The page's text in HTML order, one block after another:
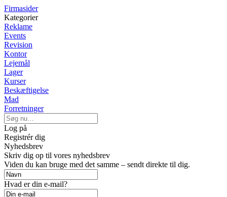
Firmasider
Kategorier
Reklame
Events
Revision
Kontor
Lejemål
Lager
Kurser
Beskæftigelse
Mad
Forretninger
Log på
Registrér dig
Nyhedsbrev
Skriv dig op til vores nyhedsbrev
Viden du kan bruge med det samme – sendt direkte til dig.
Hvad er din e-mail?